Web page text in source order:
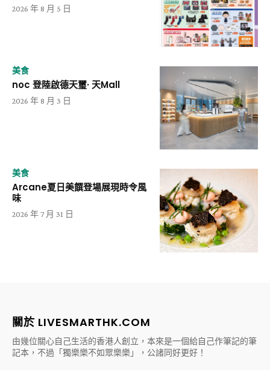
2026 年 8 月 5 日
美食
noc 登陸啟德天璽· 天Mall
2026 年 8 月 3 日
美食
Arcane夏日美饌登場展現時令風
味
2026 年 7 月 31 日
關於 LIVESMARTHK.COM
由幾位關心自己生活的香港人創立，本來是一個給自己作筆記的筆
記本，不過「獨樂樂不如眾樂樂」，公諸同好更好！